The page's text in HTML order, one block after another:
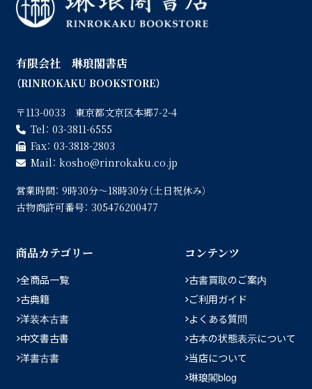
有限会社 琳琅閣書店
（RINROKAKU BOOKSTORE）
〒113-0033 東京都文京区本郷7-2-4
Tel： 03-3811-6555
Fax： 03-3818-2803
Mail： kosho
rinrokaku.co.jp
営業時間： 9時30分〜18時30分（土日祝休み）
古物商許可番号： 305476200477
商品カテゴリー
全商品一覧
古典籍
洋装本古書
中文書古書
洋書古書
コンテンツ
古書買取のご案内
ご利用ガイド
よくある質問
古本の状態表示について
当店について
琳琅閣blog